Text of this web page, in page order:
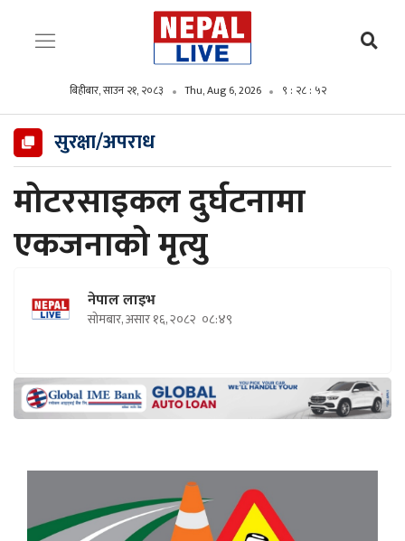
बिहीबार, साउन २१, २०८३ Thu, Aug 6, 2026 ९ : २८ : ५३
सुरक्षा/अपराध
मोटरसाइकल दुर्घटनामा
एकजनाको मृत्यु
नेपाल लाइभ
सोमबार, असार १६, २०८२ ०८:४९